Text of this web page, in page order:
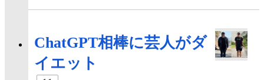
ChatGPT相棒に芸人がダ
イエット